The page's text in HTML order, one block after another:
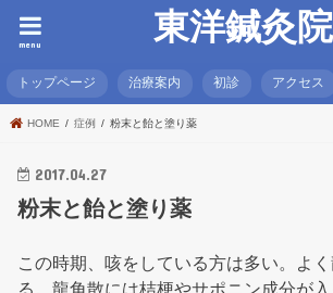
東洋鍼灸院
menu
トップページ 治療案内 初診 アクセス
HOME 症例 粉末と飴と塗り薬
2017.04.27
粉末と飴と塗り薬
この時期、咳をしている方は多い。よ
る。龍角散には桔梗やサポニン成分が入